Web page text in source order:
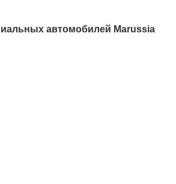
автомобилей Marussia